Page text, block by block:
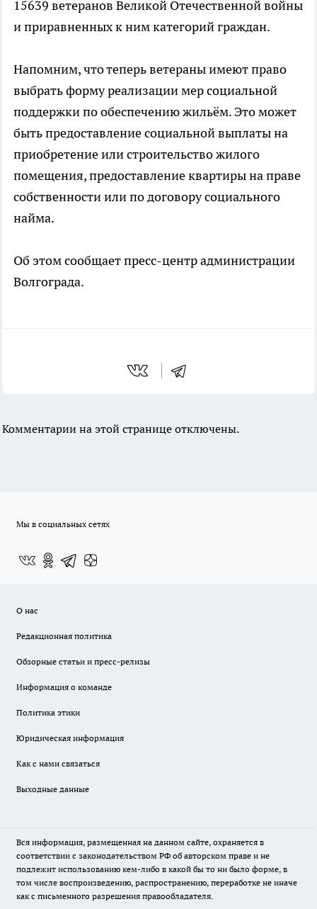
15639 ветеранов Великой Отечественной войны
и приравненных к ним категорий граждан.
Напомним, что теперь ветераны имеют право
выбрать форму реализации мер социальной
поддержки по обеспечению жильём. Это может
быть предоставление социальной выплаты на
приобретение или строительство жилого
помещения, предоставление квартиры на праве
собственности или по договору социального
найма.
Об этом сообщает пресс-центр администрации
Волгограда.
Комментарии на этой странице отключены.
Мы в социальных сетях
О нас
Редакционная политика
Обзорные статьи и пресс-релизы
Информация о команде
Политика этики
Юридическая информация
Как с нами связаться
Выходные данные
Вся информация, размещенная на данном сайте, охраняется в
соответствии с законодательством РФ об авторском праве и не
подлежит использованию кем-либо в какой бы то ни было форме, в
том числе воспроизведению, распространению, переработке не иначе
как с письменного разрешения правообладателя.